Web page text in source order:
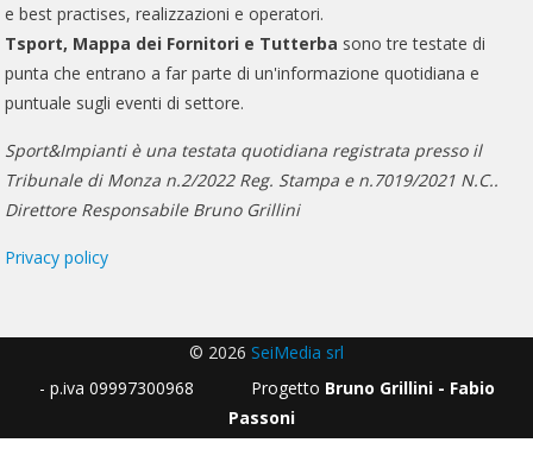
e best practises, realizzazioni e operatori.
Tsport, Mappa dei Fornitori e Tutterba sono tre testate di
punta che entrano a far parte di un'informazione quotidiana e
puntuale sugli eventi di settore.
Sport&Impianti è una testata quotidiana registrata presso il
Tribunale di Monza n.2/2022 Reg. Stampa e n.7019/2021 N.C..
Direttore Responsabile Bruno Grillini
Privacy policy
© 2026 SeiMedia srl
- p.iva 09997300968 Progetto Bruno Grillini - Fabio
Passoni